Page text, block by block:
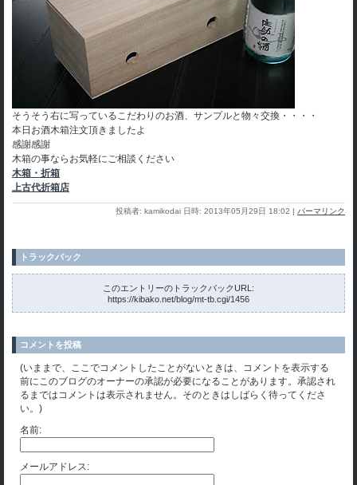
そうそう右に写っているこだわりのお酒、サンプルと物々交換・・・・
本日お酒木箱注文頂きましたよ
感謝感謝
木箱の事ならお気軽にご相談ください
木箱・折箱
上古代折箱店
投稿者: kamikodai 日時: 2013年05月29日 18:02 | パーマリンク
トラックバック
このエントリーのトラックバックURL:
https://kibako.net/blog/mt-tb.cgi/1456
コメントを投稿
(いままで、ここでコメントしたことがないときは、コメントを表示する
前にこのブログのオーナーの承認が必要になることがあります。承認され
るまではコメントは表示されません。そのときはしばらく待ってくださ
い。)
名前:
メールアドレス: